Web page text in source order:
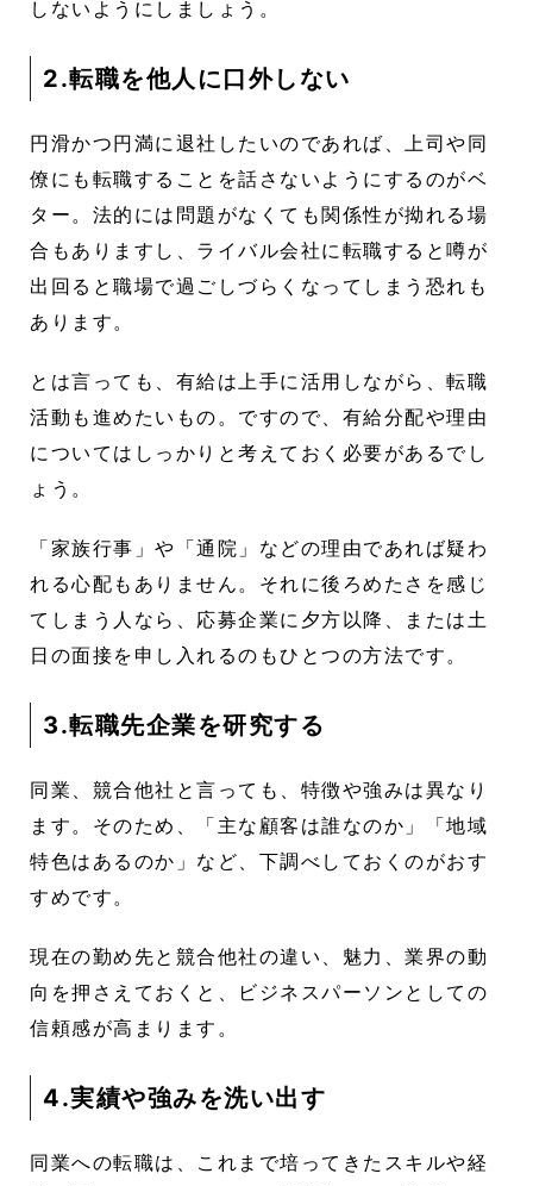
しないようにしましょう。
2.転職を他人に口外しない
円滑かつ円満に退社したいのであれば、上司や同
僚にも転職することを話さないようにするのがベ
ター。法的には問題がなくても関係性が拗れる場
合もありますし、ライバル会社に転職すると噂が
出回ると職場で過ごしづらくなってしまう恐れも
あります。
とは言っても、有給は上手に活用しながら、転職
活動も進めたいもの。ですので、有給分配や理由
についてはしっかりと考えておく必要があるでし
ょう。
「家族行事」や「通院」などの理由であれば疑わ
れる心配もありません。それに後ろめたさを感じ
てしまう人なら、応募企業に夕方以降、または土
日の面接を申し入れるのもひとつの方法です。
3.転職先企業を研究する
同業、競合他社と言っても、特徴や強みは異なり
ます。そのため、「主な顧客は誰なのか」「地域
特色はあるのか」など、下調べしておくのがおす
すめです。
現在の勤め先と競合他社の違い、魅力、業界の動
向を押さえておくと、ビジネスパーソンとしての
信頼感が高まります。
4.実績や強みを洗い出す
同業への転職は、これまで培ってきたスキルや経